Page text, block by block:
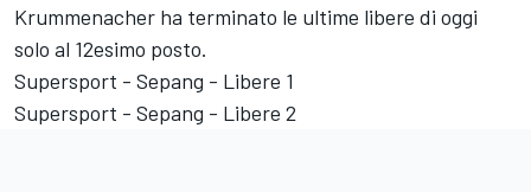
Krummenacher ha terminato le ultime libere di oggi
solo al 12esimo posto.
Supersport - Sepang - Libere 1
Supersport - Sepang - Libere 2